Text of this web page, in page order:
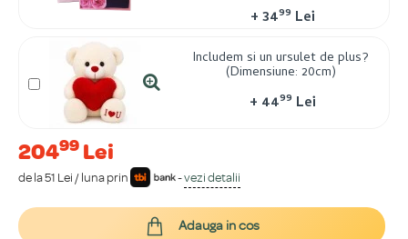
20499 Lei
de la 51 Lei / luna prin -vezi detalii
+3499 Lei
Includem si un ursulet de plus?
(Dimensiune: 20cm)
+ 4499 Lei
Adauga in cos